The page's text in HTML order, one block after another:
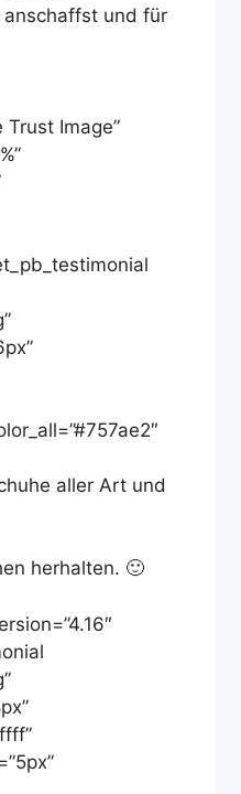
und für
Image”
aller Art und
herhalten. 🙂